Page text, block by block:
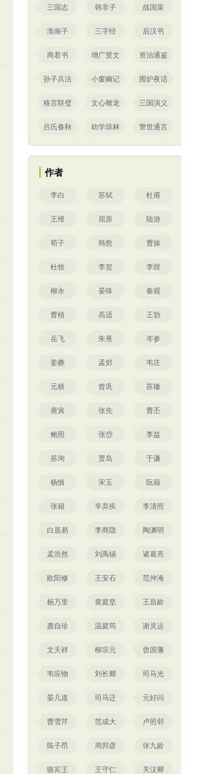
三国志 韩非子 战国策
淮南子 三字经 后汉书
商君书 增广贤文 资治通鉴
孙子兵法 小窗幽记 围炉夜话
格言联璧 文心雕龙 三国演义
吕氏春秋 幼学琼林 警世通言
作者
李白 苏轼 杜甫
王维 屈原 陆游
荀子 韩愈 曹操
杜牧 李贺 李煜
柳永 晏殊 秦观
曹植 高适 王勃
岳飞 朱熹 岑参
姜夔 孟郊 韦庄
元稹 曾巩 苏辙
唐寅 张先 曹丕
鲍照 张岱 李益
苏洵 贾岛 于谦
杨慎 宋玉 阮籍
张籍 辛弃疾 李清照
白居易 李商隐 陶渊明
孟浩然 刘禹锡 诸葛亮
欧阳修 王安石 范仲淹
杨万里 黄庭坚 王昌龄
龚自珍 温庭筠 谢灵运
文天祥 柳宗元 曾国藩
韦应物 刘长卿 司马光
晏几道 司马迁 元好问
曹雪芹 范成大 卢照邻
陈子昂 周邦彦 张九龄
骆宾王 王守仁 关汉卿